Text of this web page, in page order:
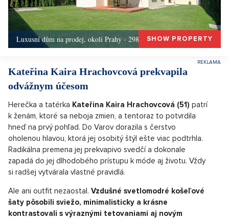
Luxusní dům na prodej, okolí Prahy - 298m, Okolí Prahy
SHOW PROPERTY
Kateřina Kaira Hrachovcová prekvapila
odvážnym účesom
Herečka a tatérka Kateřina Kaira Hrachovcová (51) patrí
k ženám, ktoré sa neboja zmien, a tentoraz to potvrdila
hneď na prvý pohľad. Do Varov dorazila s čerstvo
oholenou hlavou, ktorá jej osobitý štýl ešte viac podtrhla.
Radikálna premena jej prekvapivo svedčí a dokonale
zapadá do jej dlhodobého prístupu k móde aj životu. Vždy
si radšej vytvárala vlastné pravidlá.
Ale ani outfit nezaostal. Vzdušné svetlomodré košeľové
šaty pôsobili sviežo, minimalisticky a krásne
kontrastovali s výraznými tetovaniami aj novým